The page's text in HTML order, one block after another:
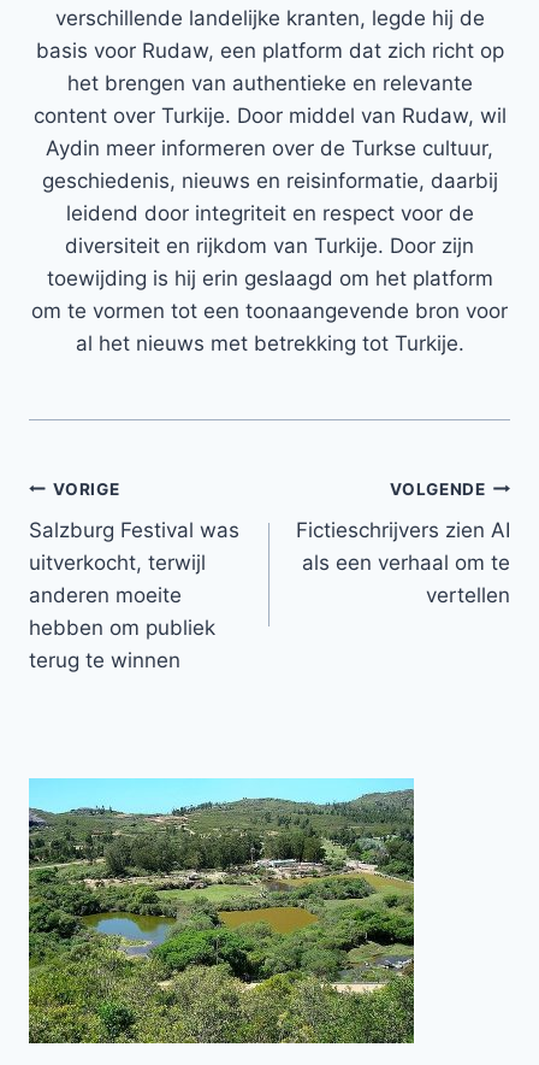
verschillende landelijke kranten, legde hij de
basis voor Rudaw, een platform dat zich richt op
het brengen van authentieke en relevante
content over Turkije. Door middel van Rudaw, wil
Aydin meer informeren over de Turkse cultuur,
geschiedenis, nieuws en reisinformatie, daarbij
leidend door integriteit en respect voor de
diversiteit en rijkdom van Turkije. Door zijn
toewijding is hij erin geslaagd om het platform
om te vormen tot een toonaangevende bron voor
al het nieuws met betrekking tot Turkije.
Bericht
navigatie
VORIGE
Salzburg Festival was
uitverkocht, terwijl
anderen moeite
hebben om publiek
terug te winnen
VOLGENDE
Fictieschrijvers zien AI
als een verhaal om te
vertellen